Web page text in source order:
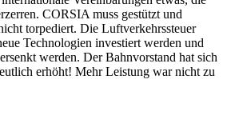
CORSIA muss gestützt und
torpediert. Die Luftverkehrssteuer
Technologien investiert werden und
werden. Der Bahnvorstand hat sich
erhöht! Mehr Leistung war nicht zu